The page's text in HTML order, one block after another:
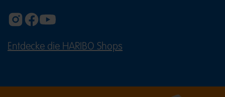
Entdecke die HARIBO Shops